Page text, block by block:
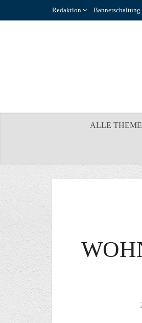
Redaktion Bannerschaltung
ALLE